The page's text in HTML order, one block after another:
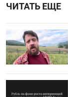
ЧИТАТЬ ЕЩЕ